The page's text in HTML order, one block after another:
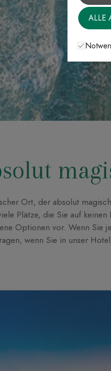
Ort, der absolut
Plätze, die Sie auf
Optionen vor. Wenn Sie
wenn Sie in unser
ALLE